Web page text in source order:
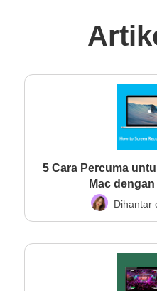
5 Cara Percuma
Mac
Dihantar